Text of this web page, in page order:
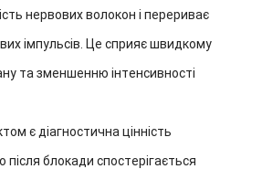
нервових волокон і перериває
імпульсів. Це сприяє швидкому
та зменшенню інтенсивності
є діагностична цінність
блокади спостерігається